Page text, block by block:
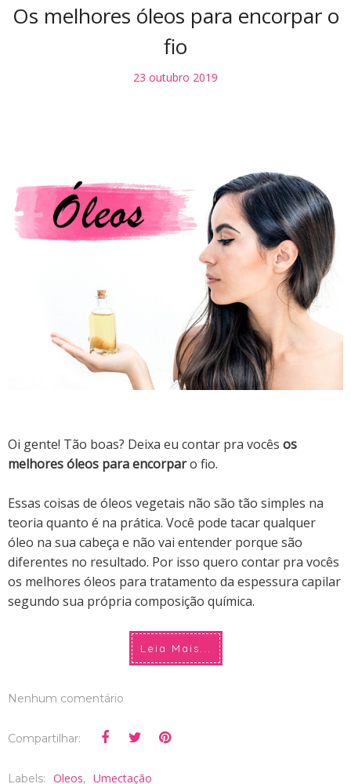
Os melhores óleos para encorpar o
fio
23 outubro 2019
Oi gente! Tão boas? Deixa eu contar pra vocês os
melhores óleos para encorparo fio.
Essas coisas de óleos vegetais não são tão simples na
teoria quanto é na prática. Você pode tacar qualquer
óleo na sua cabeça e não vai entender porque são
diferentes no resultado. Por isso quero contar pra vocês
os melhores óleos para tratamento da espessura capilar
segundo sua própria composição química.
Leia Mais...
Nenhum comentário
Compartilhar:
Labels: Oleos, Umectação